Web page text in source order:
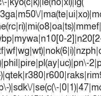
)|sdk\/|se(c(\-